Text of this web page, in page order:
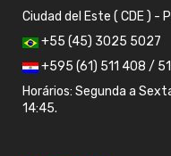
Ciudad del Este ( CDE ) -
+55 (45) 3025 5027
+595 (61) 511 408 /
Horários: Segunda a
14:45.